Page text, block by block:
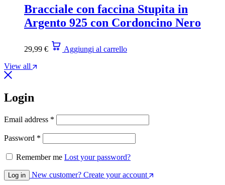
Bracciale con faccina Stupita in
Argento 925 con Cordoncino Nero
29,99 €
Aggiungi al carrello
View all
Login
Email address *
Password *
Remember me Lost your password?
Log in New customer? Create your account